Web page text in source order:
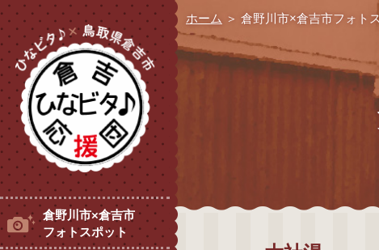
倉野川市×倉吉市
フォトスポット
ホーム ＞ 倉野川市×倉吉市フォト